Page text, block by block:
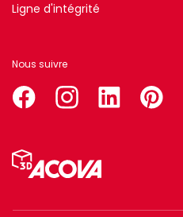
Ligne d'intégrité
Nous suivre
facebookinstagramlinkedin pinterest
Menu